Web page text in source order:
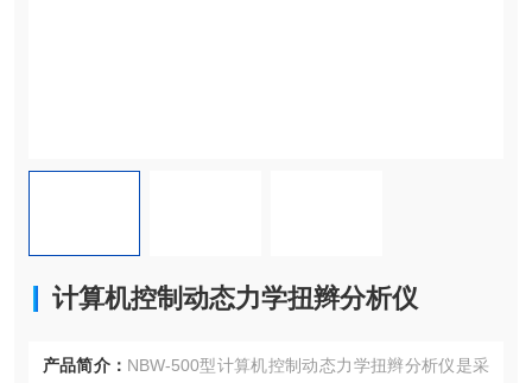
计算机控制动态力学扭辫分析仪
产品简介： NBW-500型计算机控制动态力学扭辫分析仪是采